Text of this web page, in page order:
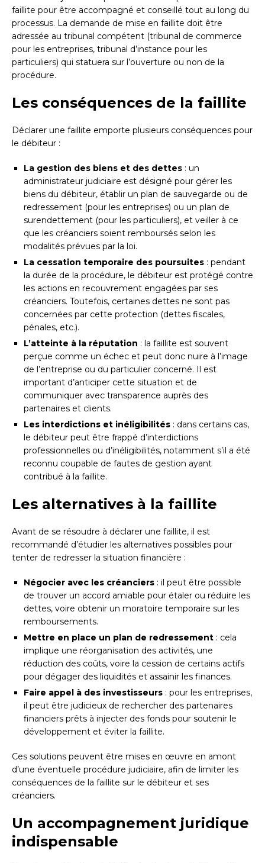
faillite pour être accompagné et conseillé tout au long du
processus. La demande de mise en faillite doit être
adressée au tribunal compétent (tribunal de commerce
pour les entreprises, tribunal d’instance pour les
particuliers) qui statuera sur l’ouverture ou non de la
procédure.
Les conséquences de la faillite
Déclarer une faillite emporte plusieurs conséquences pour
le débiteur :
La gestion des biens et des dettes : un
administrateur judiciaire est désigné pour gérer les
biens du débiteur, établir un plan de sauvegarde ou de
redressement (pour les entreprises) ou un plan de
surendettement (pour les particuliers), et veiller à ce
que les créanciers soient remboursés selon les
modalités prévues par la loi.
La cessation temporaire des poursuites : pendant
la durée de la procédure, le débiteur est protégé contre
les actions en recouvrement engagées par ses
créanciers. Toutefois, certaines dettes ne sont pas
concernées par cette protection (dettes fiscales,
pénales, etc.).
L’atteinte à la réputation : la faillite est souvent
perçue comme un échec et peut donc nuire à l’image
de l’entreprise ou du particulier concerné. Il est
important d’anticiper cette situation et de
communiquer avec transparence auprès des
partenaires et clients.
Les interdictions et inéligibilités : dans certains cas,
le débiteur peut être frappé d’interdictions
professionnelles ou d’inéligibilités, notamment s’il a été
reconnu coupable de fautes de gestion ayant
contribué à la faillite.
Les alternatives à la faillite
Avant de se résoudre à déclarer une faillite, il est
recommandé d’étudier les alternatives possibles pour
tenter de redresser la situation financière :
Négocier avec les créanciers : il peut être possible
de trouver un accord amiable pour étaler ou réduire les
dettes, voire obtenir un moratoire temporaire sur les
remboursements.
Mettre en place un plan de redressement : cela
implique une réorganisation des activités, une
réduction des coûts, voire la cession de certains actifs
pour dégager des liquidités et assainir les finances.
Faire appel à des investisseurs : pour les entreprises,
il peut être judicieux de rechercher des partenaires
financiers prêts à injecter des fonds pour soutenir le
développement et éviter la faillite.
Ces solutions peuvent être mises en œuvre en amont
d’une éventuelle procédure judiciaire, afin de limiter les
conséquences de la faillite sur le débiteur et ses
créanciers.
Un accompagnement juridique
indispensable